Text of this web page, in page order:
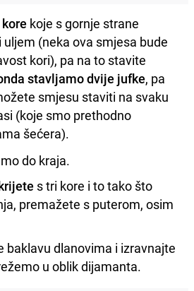
koje s gornje strane
(neka ova smjesa bude
kori), pa na to stavite
stavljamo dvije jufke, pa
smjesu staviti na svaku
(koje smo prethodno
šećera).
do kraja.
s tri kore i to tako što
premažete s puterom, osim
baklavu dlanovima i izravnajte
u oblik dijamanta.